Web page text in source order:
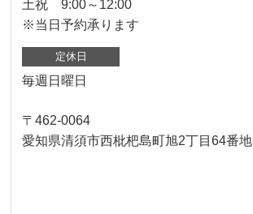
土祝 9:00～12:00
※当日予約承ります
定休日
毎週日曜日
〒462-0064
愛知県清須市西枇杷島町旭2丁目64番地